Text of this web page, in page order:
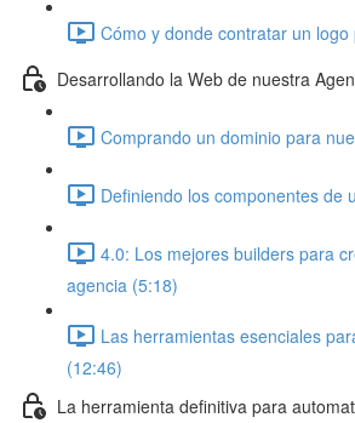
Cómo y donde contratar un
Desarrollando la Web de nuestra
Comprando un dominio para
Definiendo los componentes de
4.0: Los mejores builders para
agencia (5:18)
Las herramientas esenciales
(12:46)
La herramienta definitiva para